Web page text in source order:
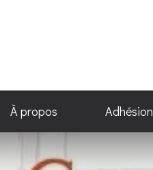
À propos Adhésion